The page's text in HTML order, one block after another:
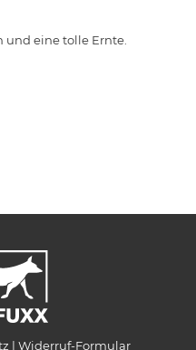
und eine tolle Ernte.
Widerruf-Formular